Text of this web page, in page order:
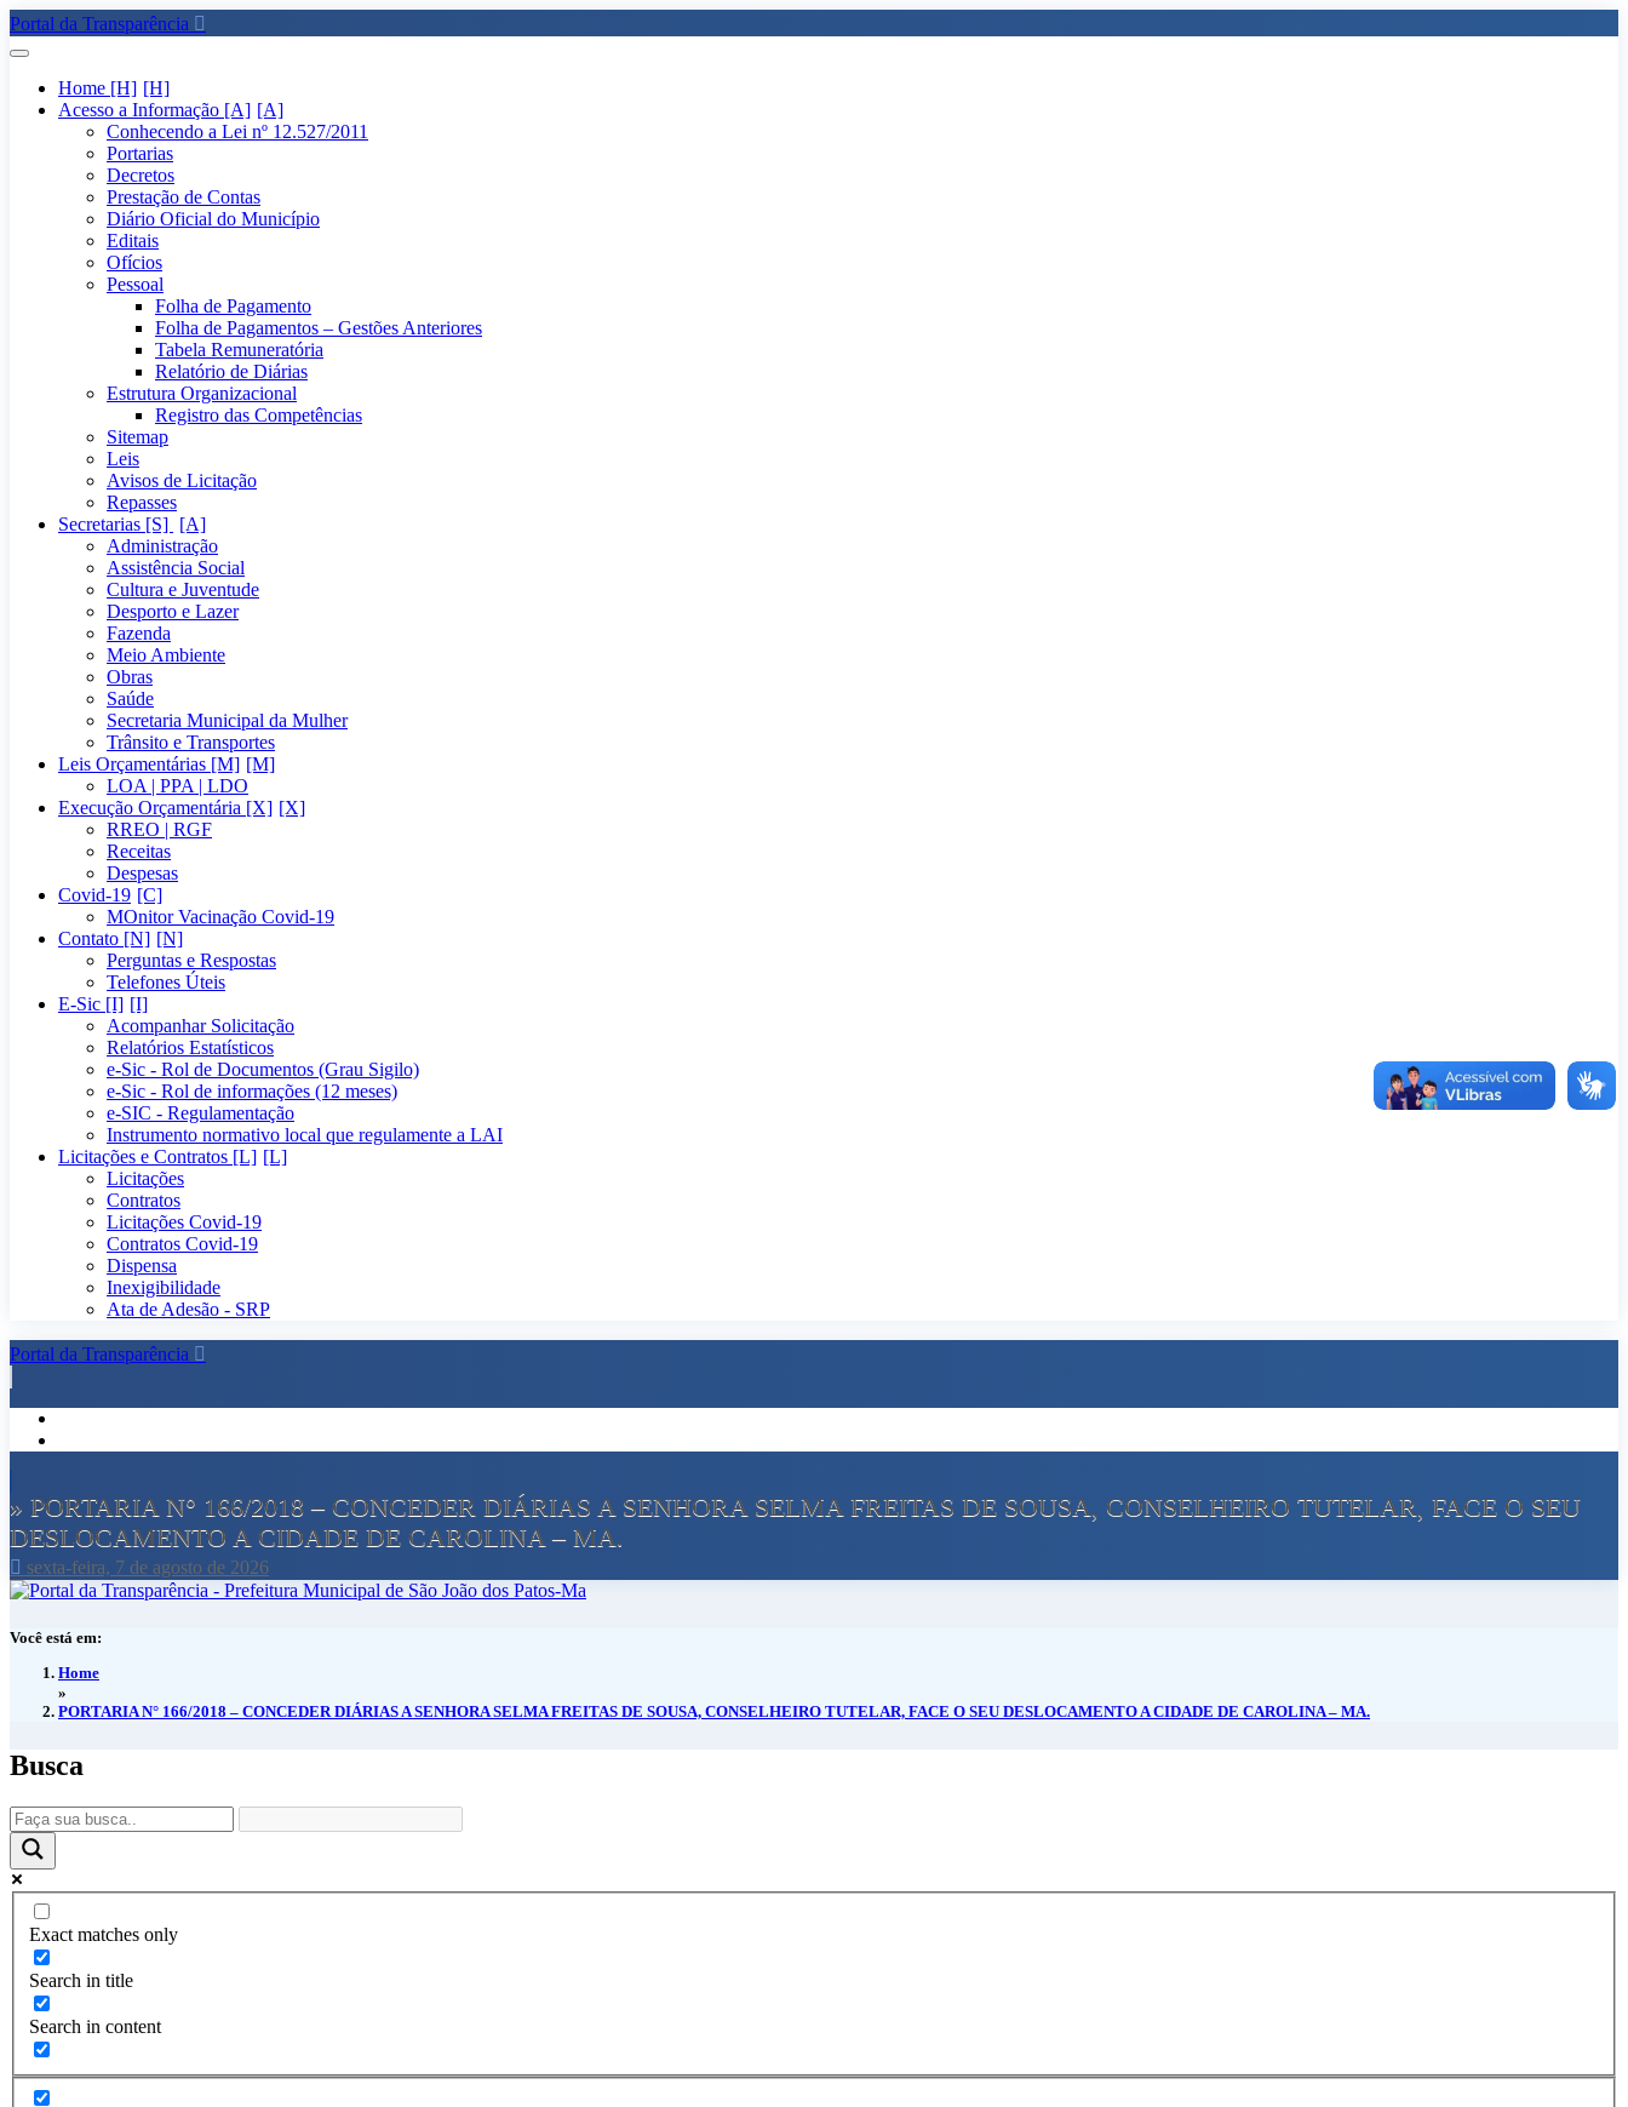
Portal da Transparência
Home [H]
Acesso a Informação [A]
Conhecendo a Lei nº 12.527/2011
Portarias
Decretos
Prestação de Contas
Diário Oficial do Município
Editais
Ofícios
Pessoal
Folha de Pagamento
Folha de Pagamentos – Gestões Anteriores
Tabela Remuneratória
Relatório de Diárias
Estrutura Organizacional
Registro das Competências
Sitemap
Leis
Avisos de Licitação
Repasses
Secretarias [S]
Administração
Assistência Social
Cultura e Juventude
Desporto e Lazer
Fazenda
Meio Ambiente
Obras
Saúde
Secretaria Municipal da Mulher
Trânsito e Transportes
Leis Orçamentárias [M]
LOA | PPA | LDO
Execução Orçamentária [X]
RREO | RGF
Receitas
Despesas
Covid-19
MOnitor Vacinação Covid-19
Contato [N]
Perguntas e Respostas
Telefones Úteis
E-Sic [I]
Acompanhar Solicitação
Relatórios Estatísticos
e-Sic - Rol de Documentos (Grau Sigilo)
e-Sic - Rol de informações (12 meses)
e-SIC - Regulamentação
Instrumento normativo local que regulamente a LAI
Licitações e Contratos [L]
Licitações
Contratos
Licitações Covid-19
Contratos Covid-19
Dispensa
Inexigibilidade
Ata de Adesão - SRP
Portal da Transparência
» PORTARIA N° 166/2018 – CONCEDER DIÁRIAS A SENHORA SELMA FREITAS DE SOUSA, CONSELHEIRO TUTELAR, FACE O SEU
DESLOCAMENTO A CIDADE DE CAROLINA – MA.
sexta-feira, 7 de agosto de 2026
Você está em:
Home
»
PORTARIA N° 166/2018 – CONCEDER DIÁRIAS A SENHORA SELMA FREITAS DE SOUSA, CONSELHEIRO TUTELAR, FACE O SEU DESLOCAMENTO A CIDADE DE CAROLINA – MA.
Busca
Exact matches only
Search in title
Search in content